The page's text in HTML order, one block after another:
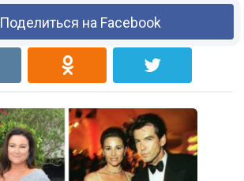
Поделиться на Facebook